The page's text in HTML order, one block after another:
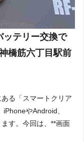
ッテリー交換で
橋筋六丁目駅前
る「スマートクリア
やAndroid、
す。今回は、**画面